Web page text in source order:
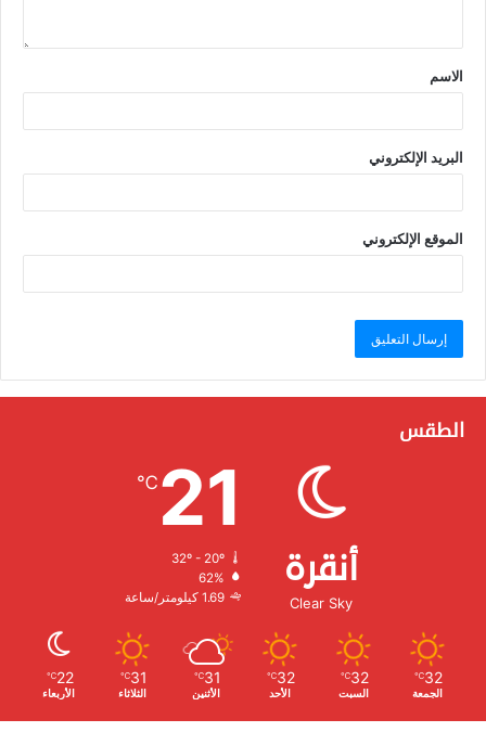
الاسم
البريد الإلكتروني
الموقع الإلكتروني
الطقس
أنقرة
Clear Sky
21
℃
32º - 20º
الرطوبة:
الرياح:1.69 كيلومتر/ساعة
32
℃
الجمعة
32
℃
السبت
32
℃
الأحد
31
℃
الأثنين
31
℃
الثلاثاء
22
℃
الأربعاء